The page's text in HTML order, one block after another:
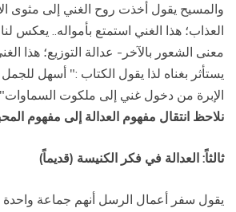
والمسيح يقول أخذت روح الغني إلى مثوى
العذاب؛ هذا الغني استمتع بأمواله.. يعكس
معنى الشعور بالآخر- عدالة التوزيع؛ هذا
يستأثر بغناه لذا يقول الكتاب :" أسهل
الإبرة من دخول غني إلى ملكوت
نلاحظ انتقال مفهوم العدالة إلى مفهوم
ثالثاً: العدالة في فكر الكنيسة (قديماً)
يقول سفر أعمال الرسل أنهم جماعة